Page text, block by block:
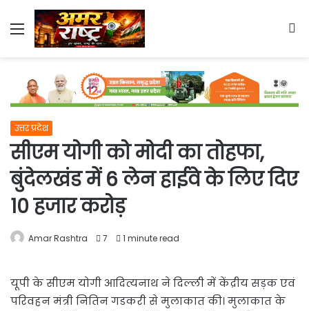
Menu
उत्तर प्रदेश
सीएम योगी को मोदी का तोहफा,
बुंदेलखंड में 6 लेन हाईवे के लिए दिए
10 हजार करोड़
Amar Rashtra 7 1 minute read
यूपी के सीएम योगी आदित्यनाथ ने दिल्ली में केंद्रीय सड़क एवं
परिवहन मंत्री नितिन गडकरी से मुलाकात की। मुलाकात के